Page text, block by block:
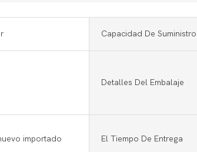
Capacidad De Suministro
Detalles Del Embalaje
importado El Tiempo De Entrega